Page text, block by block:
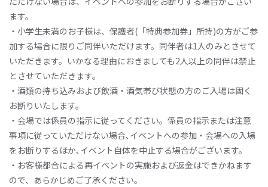
ます。
・小学生未満のお子様は、保護者(「特典参加券」所持)の方がご参
加する場合に限りご同伴いただけます。同伴者は1人のみとさせて
いただきます。いかなる理由におきましても2人以上の同伴は禁止
とさせていただきます。
・酒類の持ち込みおよび飲酒・酒気帯び状態の方のご入場は固く
お断りいたします。
・会場では係員の指示に従ってください。係員の指示または注意
事項に従っていただけない場合､イベントへの参加・会場への入場
をお断りするほか､イベント自体を中止する場合がございます。
・お客様都合による再イベントの実施および返金はできかねます
ので、あらかじめご了承ください。